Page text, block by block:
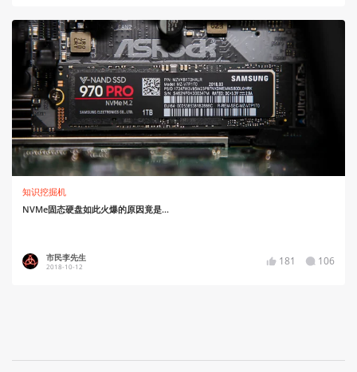
知识挖掘机
NVMe固态硬盘如此火爆的原因竟是...
市民李先生
2018-10-12 181 106